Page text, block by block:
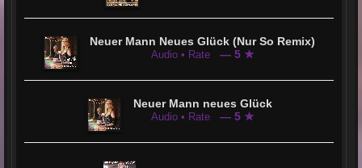
Neuer Mann Neues Glück (Nur So Remix)
Audio • Rate — 5 ★
Neuer Mann neues Glück
Audio • Rate — 5 ★